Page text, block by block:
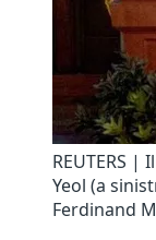
REUTERS |
Yeol (a
Ferdinand